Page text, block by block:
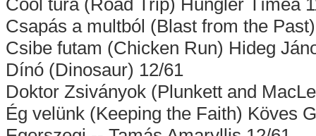
Cool túra (Road Trip) Hungler Tímea
Csapás a multból (Blast from the
Csibe futam (Chicken Run) Hideg
Dínó (Dinosaur) 12/61
Doktor Zsiványok (Plunkett and
Ég velünk (Keeping the Faith) Köves